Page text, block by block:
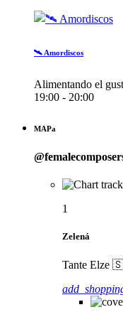
🛰️ Amordiscos
Alimentando el
19:00 - 20:00
MAPa
1
Zelená
Tante Elze